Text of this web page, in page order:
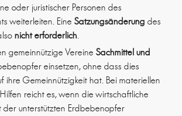
oder juristischer Personen des
weiterleiten. EineSatzungsänderung des
nicht erforderlich.
gemeinnützige VereineSachmittel und
einsetzen, ohne dass dies
ihre Gemeinnützigkeit hat. Bei materiellen
reicht es, wenn die wirtschaftliche
der unterstützten Erdbebenopfer